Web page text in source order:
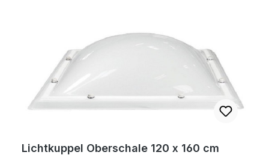
Lichtkuppel Oberschale 120 x 160 cm